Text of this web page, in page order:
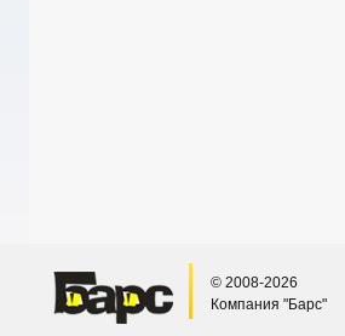
© 2008-2026
Компания "Барс"